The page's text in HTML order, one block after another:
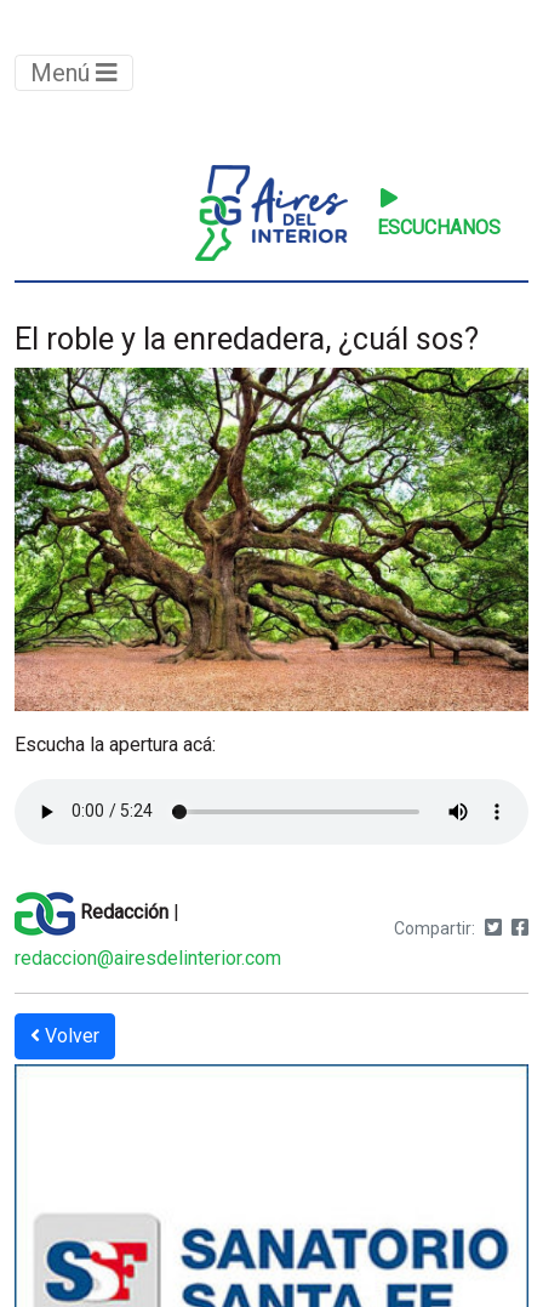
Menú
ESCUCHANOS
El roble y la enredadera, ¿cuál sos?
Escucha la apertura acá:
Redacción |
redaccion@airesdelinterior.com
Compartir:
Volver